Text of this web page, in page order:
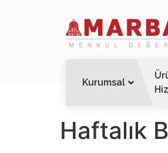
Kurumsal
Haftalık